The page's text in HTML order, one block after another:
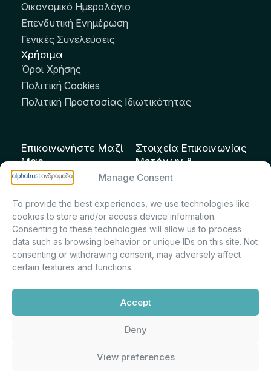
Manage Consent
To provide the best experiences, we use technologies like
cookies to store and/or access device information.
Consenting to these technologies will allow us to process
data such as browsing behavior or unique IDs on this site. Not
consenting or withdrawing consent, may adversely affect
certain features and functions.
Accept
Deny
View preferences
Οικονομικό Ημερολόγιο
Επενδυτική Ενημέρωση
Γενικές Συνελεύσεις
Χρήσιμα
Όροι Χρήσης
Πολιτική Cookies
Πολιτική Προστασίας Ιδιωτικότητας
Επικοινωνήστε Μαζί
Μας
info@andromeda.eu
Οδός Αριστείδου 1,
Κηφισιά Τ.Κ. 14561
Στοιχεία Επικοινωνίας
Μετόχων &
Επενδυτών:
Πρίντσιου – Corporate
Secretary & Investor
Relations – Τμήμα
Μετοχολογίου –
Ανακοινώσεων
m.printsiou@andromeda.eu